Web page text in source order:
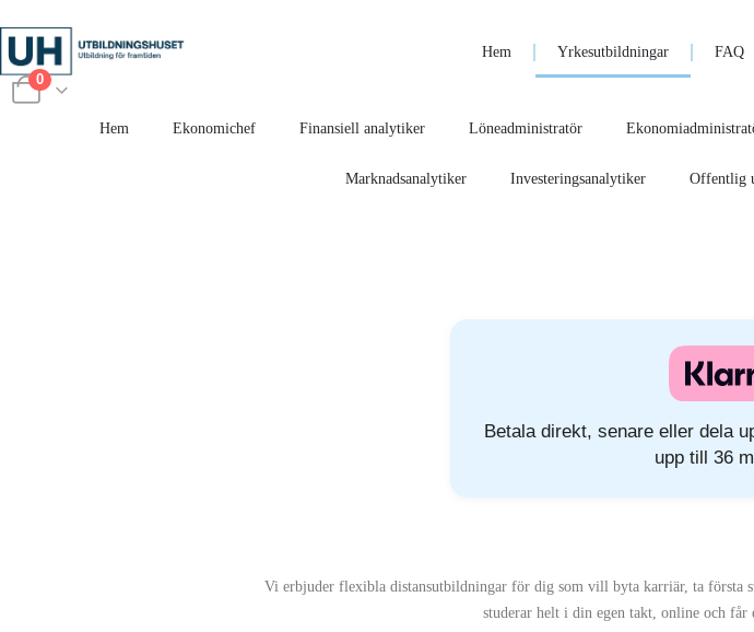
0
Hem Yrkesutbildningar FAQ
Hem Ekonomichef Finansiell analytiker Löneadministratör
Marknadsanalytiker Investeringsanalytiker Offentlig
Betala direkt, senare eller dela
upp till 36
Vi erbjuder flexibla distansutbildningar för dig som vill byta karriär, ta första
studerar helt i din egen takt, online och